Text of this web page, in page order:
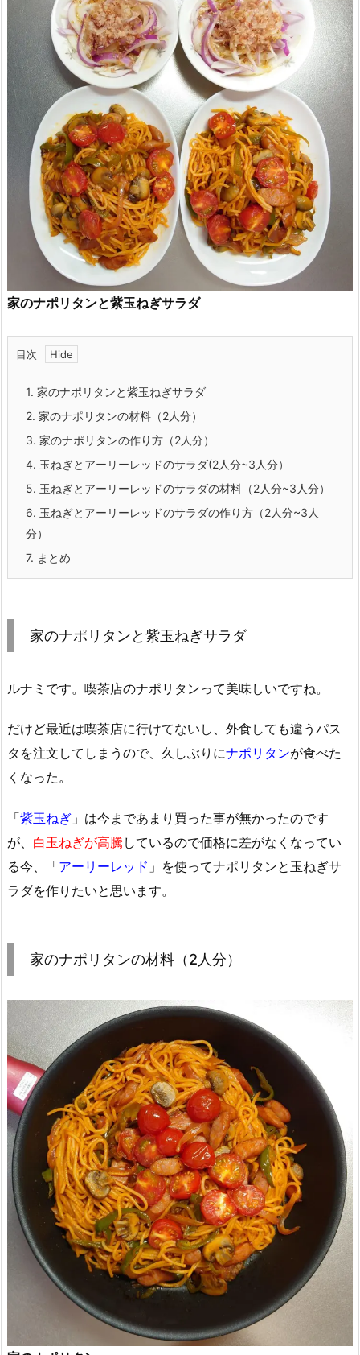
家のナポリタンと紫玉ねぎサラダ
目次
1. 家のナポリタンと紫玉ねぎサラダ
2. 家のナポリタンの材料（2人分）
3. 家のナポリタンの作り方（2人分）
4. 玉ねぎとアーリーレッドのサラダ(2人分~3人分）
5. 玉ねぎとアーリーレッドのサラダの材料（2人分~3人分）
6. 玉ねぎとアーリーレッドのサラダの作り方（2人分~3人
分）
7. まとめ
家のナポリタンと紫玉ねぎサラダ
ルナミです。喫茶店のナポリタンって美味しいですね。
だけど最近は喫茶店に行けてないし、外食しても違うパス
タを注文してしまうので、久しぶりにナポリタンが食べた
くなった。
「紫玉ねぎ 」は今まであまり買った事が無かったのです
が、 白玉ねぎが高騰 しているので価格に差がなくなってい
る今、「アーリーレッド 」を使ってナポリタンと玉ねぎサ
ラダを作りたいと思います。
家のナポリタンの材料（2人分）